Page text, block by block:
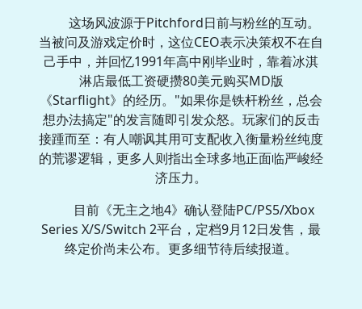
这场风波源于Pitchford日前与粉丝的互动。
当被问及游戏定价时，这位CEO表示决策权不在自
己手中，并回忆1991年高中刚毕业时，靠着冰淇
淋店最低工资硬攒80美元购买MD版
《Starflight》的经历。"如果你是铁杆粉丝，总会
想办法搞定"的发言随即引发众怒。玩家们的反击
接踵而至：有人嘲讽其用可支配收入衡量粉丝纯度
的荒谬逻辑，更多人则指出全球多地正面临严峻经
济压力。
目前《无主之地4》确认登陆PC/PS5/Xbox
Series X/S/Switch 2平台，定档9月12日发售，最
终定价尚未公布。更多细节待后续报道。